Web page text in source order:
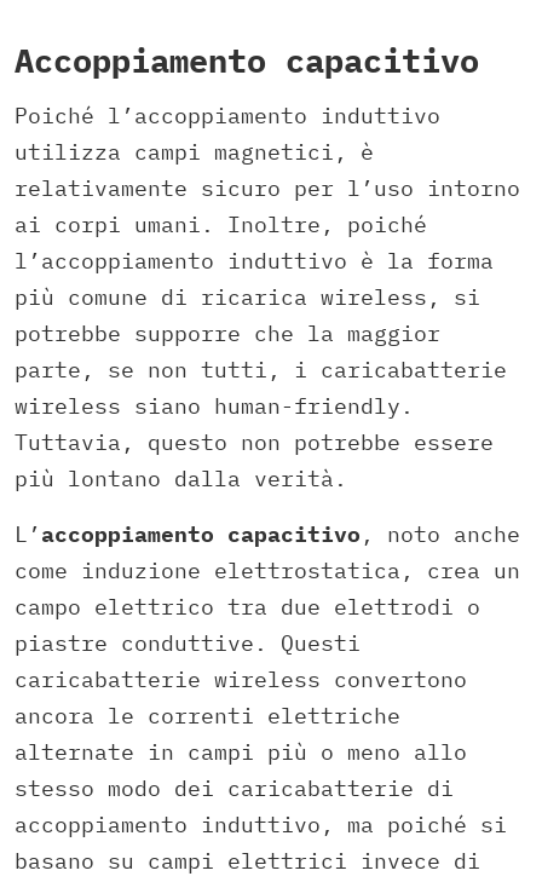
Accoppiamento capacitivo
Poiché l’accoppiamento induttivo
utilizza campi magnetici, è
relativamente sicuro per l’uso intorno
ai corpi umani. Inoltre, poiché
l’accoppiamento induttivo è la forma
più comune di ricarica wireless, si
potrebbe supporre che la maggior
parte, se non tutti, i caricabatterie
wireless siano human-friendly.
Tuttavia, questo non potrebbe essere
più lontano dalla verità.
L’ accoppiamento capacitivo , noto anche
come induzione elettrostatica, crea un
campo elettrico tra due elettrodi o
piastre conduttive. Questi
caricabatterie wireless convertono
ancora le correnti elettriche
alternate in campi più o meno allo
stesso modo dei caricabatterie di
accoppiamento induttivo, ma poiché si
basano su campi elettrici invece di